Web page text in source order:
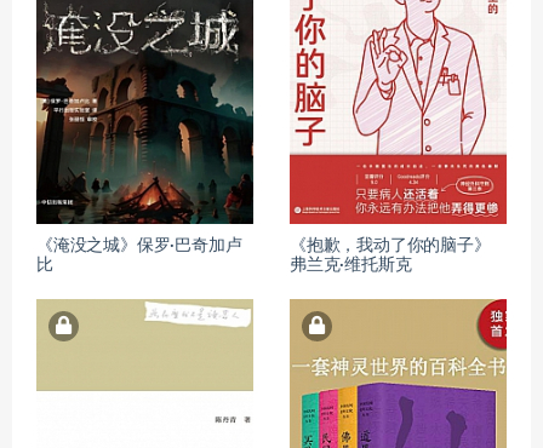
《淹没之城》保罗·巴奇加卢
比
《抱歉，我动了你的脑子》
弗兰克·维托斯克